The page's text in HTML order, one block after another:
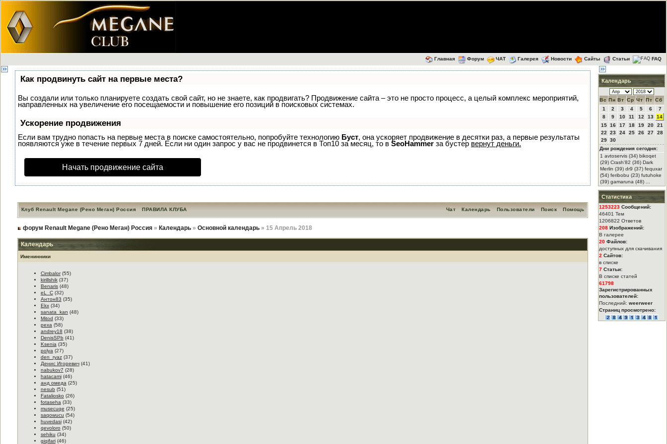
Главная Форум ЧАТ Галерея Новости Сайты Статьи FAQ
Как продвинуть сайт на первые места?
Вы создали или только планируете создать свой сайт, но не знаете, как продвигать? Продвижение сайта – это не просто процесс, а целый комплекс мероприятий,
направленных на увеличение его посещаемости и повышение его позиций в поисковых системах.
Ускорение продвижения
Если вам трудно попасть на первые места в поиске самостоятельно, попробуйте технологию Буст, она ускоряет продвижение в десятки раз, а первые результаты
появляются уже в течение первых 7 дней. Если ни один запрос у вас не продвинется в Топ10 за месяц, то в SeoHammer за бустер вернут деньги.
Начать продвижение сайта
Клуб Renault Megane (Рено Меган) Россия ПРАВИЛА КЛУБА Помощь
Поиск
Пользователи
Календарь
Чат
форум Renault Megane (Рено Меган) Россия» Календарь» Основной календарь» 15 Апрель 2018
Календарь
Именинники
Cimbalor(55)
kirillshik(37)
Benaris(48)
eL_C(32)
Антон83 (35)
Ekx(34)
sanata_kan (48)
Mitod (33)
реха (58)
andrey18 (38)
DenisSPb (41)
Ksenia (35)
polya (27)
den_ryaz(37)
Денис Игоревич(41)
nabukov7 (28)
hatacami(46)
анд омеда (25)
nesub (51)
Fataliosko (26)
fotaseha (33)
musecuqe (25)
saqowucu (54)
huvedasi(42)
qevoloro (50)
sehiku (34)
giqifari(46)
Календарь
Вс Пн Вт Ср Чт Пт Сб
1
2 3 4 5 6
7
8
9 10 11 12 13
14
15 16 17 18 19 20
21
22
23 24 25 26 27
28
29 30
Дни рождения сегодня:
1 avtoservis (34) bikoqet
(29) Crash'82 (36) Dark
Merlin (39) dr9 (37) fequxar
(54) feribobu (23) futuhoke
(39) gamaruna (48) ...
Статистика
1253223 Сообщений:
46401 Тем
1206822 Ответов
208 Изображений:
В галерее
20 Файлов:
доступных для скачивания
2 Сайтов:
в списке
7 Статьи:
В списке статей
61798
Зарегистрированных
пользователей:
Последний: weerweer
Страниц просмотрено: